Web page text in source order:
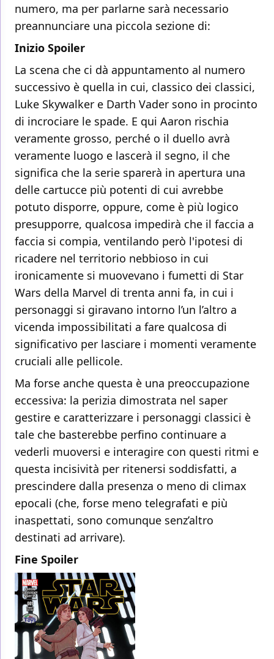
numero, ma per parlarne sarà necessario
preannunciare una piccola sezione di:
Inizio Spoiler
La scena che ci dà appuntamento al numero
successivo è quella in cui, classico dei classici,
Luke Skywalker e Darth Vader sono in procinto
di incrociare le spade. E qui Aaron rischia
veramente grosso, perché o il duello avrà
veramente luogo e lascerà il segno, il che
significa che la serie sparerà in apertura una
delle cartucce più potenti di cui avrebbe
potuto disporre, oppure, come è più logico
presupporre, qualcosa impedirà che il faccia a
faccia si compia, ventilando però l'ipotesi di
ricadere nel territorio nebbioso in cui
ironicamente si muovevano i fumetti di Star
Wars della Marvel di trenta anni fa, in cui i
personaggi si giravano intorno l’un l’altro a
vicenda impossibilitati a fare qualcosa di
significativo per lasciare i momenti veramente
cruciali alle pellicole.
Ma forse anche questa è una preoccupazione
eccessiva: la perizia dimostrata nel saper
gestire e caratterizzare i personaggi classici è
tale che basterebbe perfino continuare a
vederli muoversi e interagire con questi ritmi e
questa incisività per ritenersi soddisfatti, a
prescindere dalla presenza o meno di climax
epocali (che, forse meno telegrafati e più
inaspettati, sono comunque senz’altro
destinati ad arrivare).
Fine Spoiler